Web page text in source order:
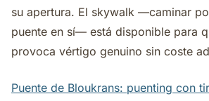
su apertura. El skywalk —caminar
puente en sí— está disponible para
provoca vértigo genuino sin coste
Puente de Bloukrans: puenting con